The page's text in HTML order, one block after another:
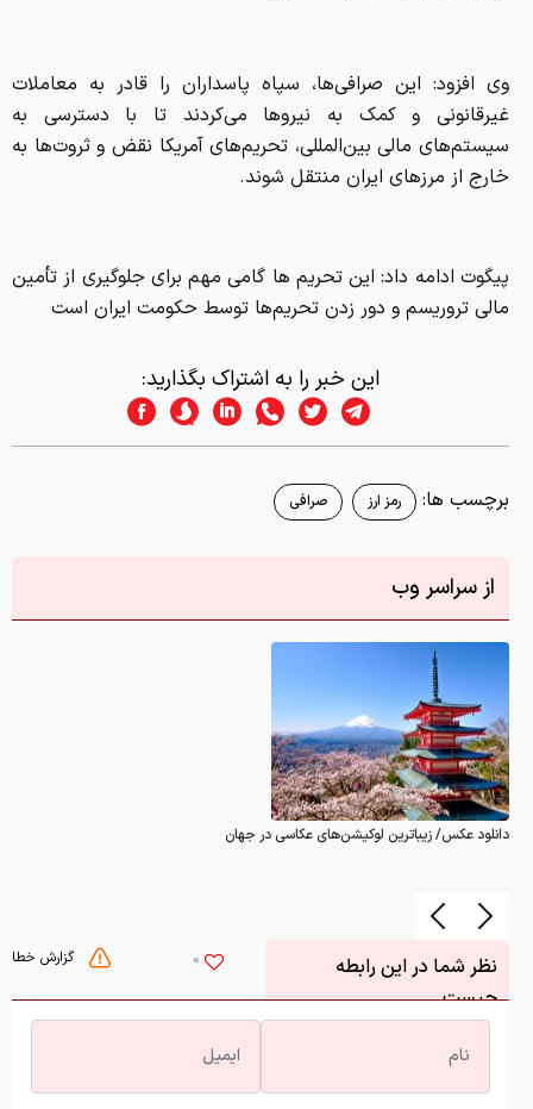
وی افزود: این صرافی‌ها، سپاه پاسداران را قادر به معاملات
غیرقانونی و کمک به نیروها می‌کردند تا با دسترسی به
سیستم‌های مالی بین‌المللی، تحریم‌های آمریکا نقض و ثروت‌ها به
خارج از مرزهای ایران منتقل شوند.
پیگوت ادامه داد: این تحریم‌ ها گامی مهم برای جلوگیری از تأمین
مالی تروریسم و دور زدن تحریم‌ها توسط حکومت ایران است
این خبر را به اشتراک بگذارید:
برچسب ها: رمز ارز صرافی
از سراسر وب
دانلود عکس/ زیباترین لوکیشن‌های عکاسی در جهان
گزارش خطا 0
نظر شما در این رابطه
چیست